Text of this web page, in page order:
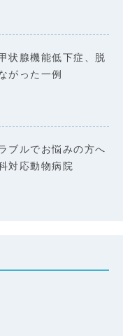
状腺機能低下症、脱
がった一例
ブルでお悩みの方へ
対応動物病院